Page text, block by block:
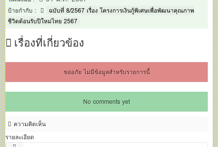
ป้ายกำกับ :
ฉบับที่ 8/2567 เรื่อง โครงการเงินกู้พิเศษเพื่อพัฒนาคุณภาพ
ชีวิตต้อนรับปีใหม่ไทย 2567
เรื่องที่เกี่ยวข้อง
ขออภัย ไม่มีข้อมูลสำหรับรายการนี้
No comments yet
ความคิดเห็น
รายละเอียด